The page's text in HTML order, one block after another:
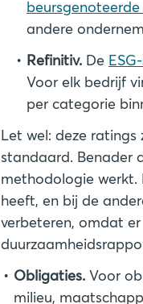
andere
Refinitiv. De
Voor elk bedrijf
per categorie
Let wel: deze
standaard. Benader
methodologie werkt.
heeft, en bij de
verbeteren, omdat
Obligaties. Voor
milieu,